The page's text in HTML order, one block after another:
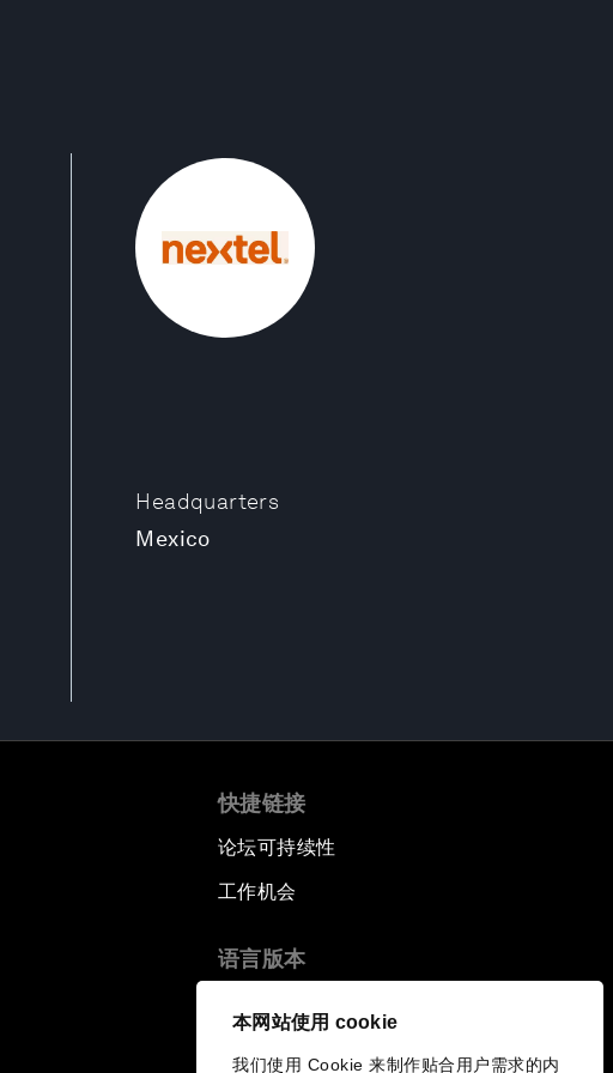
本网站使用 cookie
我们使用 Cookie 来制作贴合用户需求的内
Headquarters
Mexico
快捷链接
论坛可持续性
工作机会
语言版本